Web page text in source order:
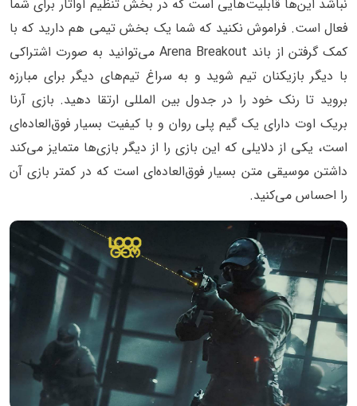
نباشد این‌ها قابلیت‌هایی است که در بخش تنظیم آواتار برای شما
فعال است. فراموش نکنید که شما یک بخش تیمی هم دارید که با
کمک گرفتن از باند Arena Breakout می‌توانید به صورت اشتراکی
با دیگر بازیکنان تیم شوید و به سراغ تیم‌های دیگر برای مبارزه
بروید تا رنک خود را در جدول بین المللی ارتقا دهید. بازی آرنا
بریک اوت دارای یک گیم پلی روان و با کیفیت بسیار فوق‌العاده‌ای
است، یکی از دلایلی که این بازی را از دیگر بازی‌ها متمایز می‌کند
داشتن موسیقی متن بسیار فوق‌العاده‌ای است که در کمتر بازی آن
را احساس می‌کنید.